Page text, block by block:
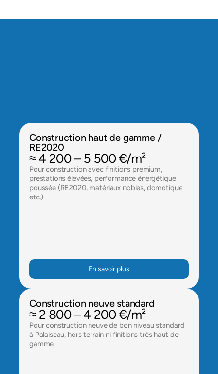
Construction haut de gamme /
RE2020
≈ 4 200 – 5 500 €/m²
Pour construction avec finitions premium,
prestations élevées, performance énergétique
poussée (RE2020, matériaux nobles, domotique
etc.).
En savoir plus
Construction neuve standard
≈ 2 800 – 4 200 €/m²
Pour construction neuve de bon niveau standard
à Palaiseau, hors terrain ni finitions très haut de
gamme.